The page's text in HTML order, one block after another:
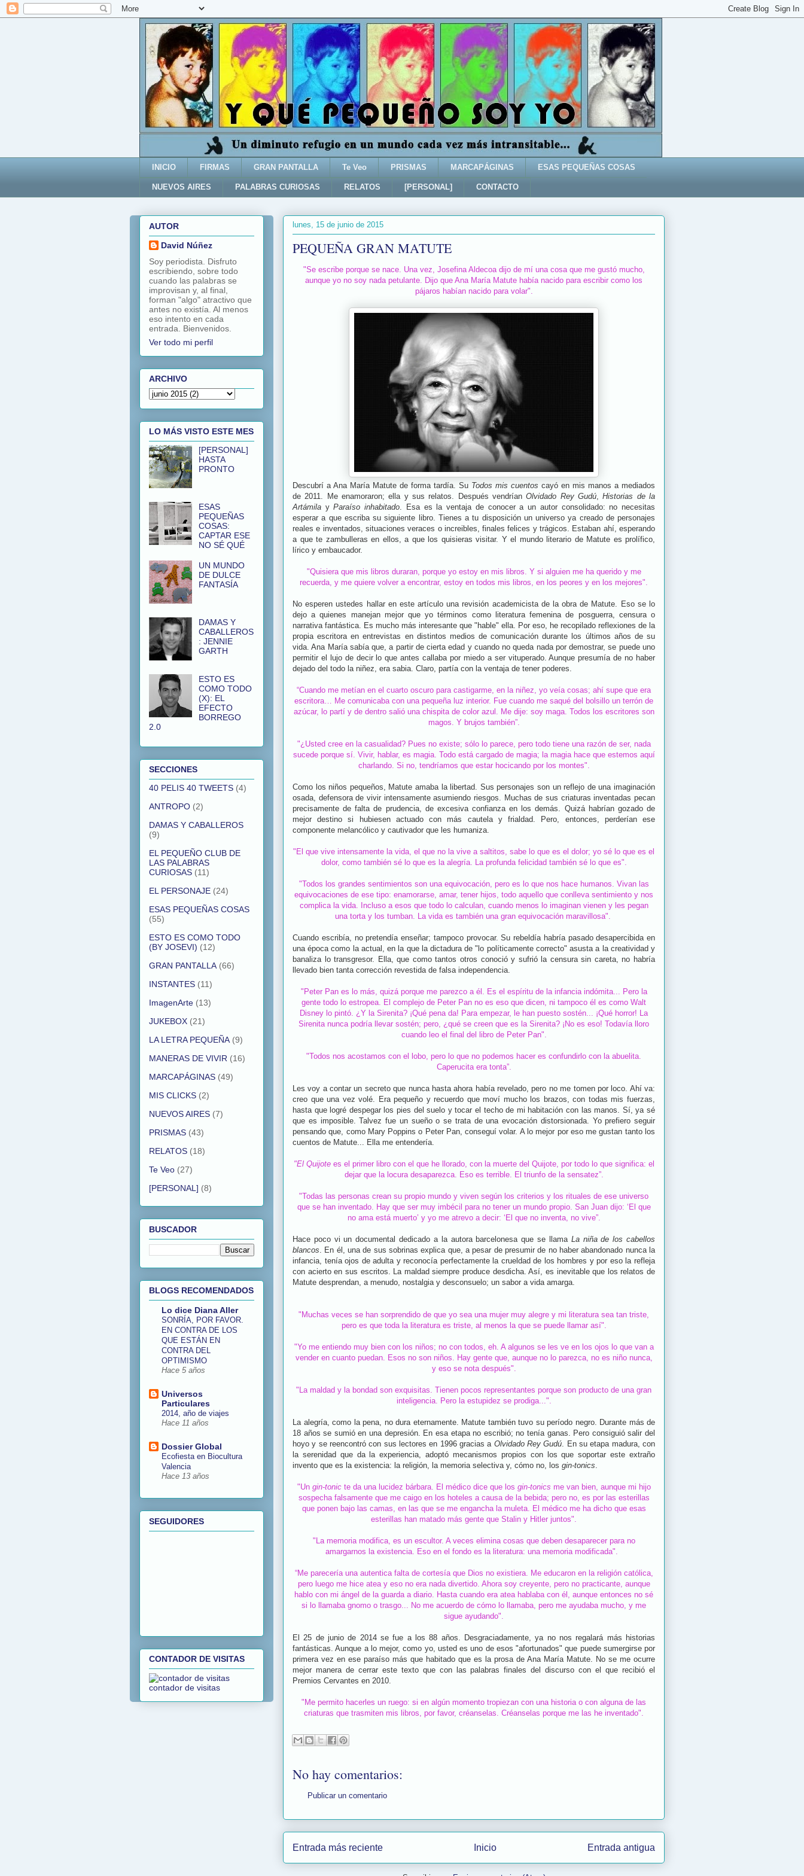
INICIO FIRMAS GRAN PANTALLA Te Veo PRISMAS MARCAPÁGINAS ESAS PEQUEÑAS COSAS
NUEVOS AIRES PALABRAS CURIOSAS RELATOS [PERSONAL] CONTACTO
lunes, 15 de junio de 2015
PEQUEÑA GRAN MATUTE
"Se escribe porque se nace. Una vez, Josefina Aldecoa dijo de mí una cosa que me gustó mucho,
aunque yo no soy nada petulante. Dijo que Ana María Matute había nacido para escribir como los
pájaros habían nacido para volar".
Descubrí a Ana María Matute de forma tardía. Su Todos mis cuentos cayó en mis manos a mediados
de 2011. Me enamoraron; ella y sus relatos. Después vendríanOlvidado Rey Gudú,Historias de la
Artámila yParaíso inhabitado. Esa es la ventaja de conocer a un autor consolidado: no necesitas
esperar a que escriba su siguiente libro. Tienes a tu disposición un universo ya creado de personajes
reales e inventados, situaciones veraces o increibles, finales felices y trágicos. Estaban ahí, esperando
a que te zambulleras en ellos, a que los quisieras visitar. Y el mundo literario de Matute es prolífico,
lírico y embaucador.
"Quisiera que mis libros duraran, porque yo estoy en mis libros. Y si alguien me ha querido y me
recuerda, y me quiere volver a encontrar, estoy en todos mis libros, en los peores y en los mejores".
No esperen ustedes hallar en este artículo una revisión academicista de la obra de Matute. Eso se lo
dejo a quienes manejan mejor que yo términos como literatura femenina de posguerra, censura o
narrativa fantástica. Es mucho más interesante que "hable" ella. Por eso, he recopilado reflexiones de la
propia escritora en entrevistas en distintos medios de comunicación durante los últimos años de su
vida. Ana María sabía que, a partir de cierta edad y cuando no queda nada por demostrar, se puede uno
permitir el lujo de decir lo que antes callaba por miedo a ser vituperado. Aunque presumía de no haber
dejado del todo la niñez, era sabia. Claro, partía con la ventaja de tener poderes.
“Cuando me metían en el cuarto oscuro para castigarme, en la niñez, yo veía cosas; ahí supe que era
escritora… Me comunicaba con una pequeña luz interior. Fue cuando me saqué del bolsillo un terrón de
azúcar, lo partí y de dentro salió una chispita de color azul. Me dije: soy maga. Todos los escritores son
magos. Y brujos también”.
"¿Usted cree en la casualidad? Pues no existe; sólo lo parece, pero todo tiene una razón de ser, nada
sucede porque sí. Vivir, hablar, es magia. Todo está cargado de magia; la magia hace que estemos aquí
charlando. Si no, tendríamos que estar hocicando por los montes".
Como los niños pequeños, Matute amaba la libertad. Sus personajes son un reflejo de una imaginación
osada, defensora de vivir intensamente asumiendo riesgos. Muchas de sus criaturas inventadas pecan
precisamente de falta de prudencia, de excesiva confianza en los demás. Quizá habrían gozado de
mejor destino si hubiesen actuado con más cautela y frialdad. Pero, entonces, perderían ese
componente melancólico y cautivador que les humaniza.
"El que vive intensamente la vida, el que no la vive a saltitos, sabe lo que es el dolor; yo sé lo que es el
dolor, como también sé lo que es la alegría. La profunda felicidad también sé lo que es".
"Todos los grandes sentimientos son una equivocación, pero es lo que nos hace humanos. Vivan las
equivocaciones de ese tipo: enamorarse, amar, tener hijos, todo aquello que conlleva sentimiento y nos
complica la vida. Incluso a esos que todo lo calculan, cuando menos lo imaginan vienen y les pegan
una torta y los tumban. La vida es también una gran equivocación maravillosa".
Cuando escribía, no pretendía enseñar; tampoco provocar. Su rebeldía habría pasado desapercibida en
una época como la actual, en la que la dictadura de "lo políticamente correcto" asusta a la creatividad y
banaliza lo transgresor. Ella, que como tantos otros conoció y sufrió la censura sin careta, no habría
llevado bien tanta corrección revestida de falsa independencia.
"Peter Pan es lo más, quizá porque me parezco a él. Es el espíritu de la infancia indómita... Pero la
gente todo lo estropea. El complejo de Peter Pan no es eso que dicen, ni tampoco él es como Walt
Disney lo pintó. ¿Y la Sirenita? ¡Qué pena da! Para empezar, le han puesto sostén... ¡Qué horror! La
Sirenita nunca podría llevar sostén; pero, ¿qué se creen que es la Sirenita? ¡No es eso! Todavía lloro
cuando leo el final del libro de Peter Pan".
"Todos nos acostamos con el lobo, pero lo que no podemos hacer es confundirlo con la abuelita.
Caperucita era tonta”.
Les voy a contar un secreto que nunca hasta ahora había revelado, pero no me tomen por loco. Ahí va:
creo que una vez volé. Era pequeño y recuerdo que moví mucho los brazos, con todas mis fuerzas,
hasta que logré despegar los pies del suelo y tocar el techo de mi habitación con las manos. Sí, ya sé
que es imposible. Talvez fue un sueño o se trata de una evocación distorsionada. Yo prefiero seguir
pensando que, como Mary Poppins o Peter Pan, conseguí volar. A lo mejor por eso me gustan tanto los
cuentos de Matute... Ella me entendería.
"El Quijotees el primer libro con el que he llorado, con la muerte del Quijote, por todo lo que significa: el
dejar que la locura desaparezca. Eso es terrible. El triunfo de la sensatez”.
"Todas las personas crean su propio mundo y viven según los criterios y los rituales de ese universo
que se han inventado. Hay que ser muy imbécil para no tener un mundo propio. San Juan dijo: ‘El que
no ama está muerto’ y yo me atrevo a decir: ‘El que no inventa, no vive”.
Hace poco vi un documental dedicado a la autora barcelonesa que se llama La niña de los cabellos
blancos. En él, una de sus sobrinas explica que, a pesar de presumir de no haber abandonado nunca la
infancia, tenía ojos de adulta y reconocía perfectamente la crueldad de los hombres y por eso la refleja
con acierto en sus escritos. La maldad siempre produce desdicha. Así, es inevitable que los relatos de
Matute desprendan, a menudo, nostalgia y desconsuelo; un sabor a vida amarga.
"Muchas veces se han sorprendido de que yo sea una mujer muy alegre y mi literatura sea tan triste,
pero es que toda la literatura es triste, al menos la que se puede llamar así".
"Yo me entiendo muy bien con los niños; no con todos, eh. A algunos se les ve en los ojos lo que van a
vender en cuanto puedan. Esos no son niños. Hay gente que, aunque no lo parezca, no es niño nunca,
y eso se nota después".
"La maldad y la bondad son exquisitas. Tienen pocos representantes porque son producto de una gran
inteligencia. Pero la estupidez se prodiga...".
La alegría, como la pena, no dura eternamente. Matute también tuvo su período negro. Durante más de
18 años se sumió en una depresión. En esa etapa no escribió; no tenía ganas. Pero consiguió salir del
hoyo y se reencontró con sus lectores en 1996 gracias a Olvidado Rey Gudú. En su etapa madura, con
la serenidad que da la experiencia, adoptó mecanismos propios con los que soportar este extraño
invento que es la existencia: la religión, la memoria selectiva y, cómo no, los gin-tonics.
"Un gin-tonicte da una lucidez bárbara. El médico dice que los gin-tonics me van bien, aunque mi hijo
sospecha falsamente que me caigo en los hoteles a causa de la bebida; pero no, es por las esterillas
que ponen bajo las camas, en las que se me engancha la muleta. El médico me ha dicho que esas
esterillas han matado más gente que Stalin y Hitler juntos".
"La memoria modifica, es un escultor. A veces elimina cosas que deben desaparecer para no
amargarnos la existencia. Eso en el fondo es la literatura: una memoria modificada".
“Me parecería una autentica falta de cortesía que Dios no existiera. Me educaron en la religión católica,
pero luego me hice atea y eso no era nada divertido. Ahora soy creyente, pero no practicante, aunque
hablo con mi ángel de la guarda a diario. Hasta cuando era atea hablaba con él, aunque entonces no sé
si lo llamaba gnomo o trasgo... No me acuerdo de cómo lo llamaba, pero me ayudaba mucho, y me
sigue ayudando".
El 25 de junio de 2014 se fue a los 88 años. Desgraciadamente, ya no nos regalará más historias
fantásticas. Aunque a lo mejor, como yo, usted es uno de esos "afortunados" que puede sumergirse por
primera vez en ese paraíso más que habitado que es la prosa de Ana María Matute. No se me ocurre
mejor manera de cerrar este texto que con las palabras finales del discurso con el que recibió el
Premios Cervantes en 2010.
"Me permito hacerles un ruego: si en algún momento tropiezan con una historia o con alguna de las
criaturas que trasmiten mis libros, por favor, créanselas. Créanselas porque me las he inventado".
No hay comentarios:
Publicar un comentario
Entrada más reciente Entrada antigua
Inicio
AUTOR
David Núñez
Soy periodista. Disfruto
escribiendo, sobre todo
cuando las palabras se
improvisan y, al final,
forman "algo" atractivo que
antes no existía. Al menos
eso intento en cada
entrada. Bienvenidos.
Ver todo mi perfil
ARCHIVO
LO MÁS VISTO ESTE MES
[PERSONAL]
HASTA
PRONTO
ESAS
PEQUEÑAS
COSAS:
CAPTAR ESE
NO SÉ QUÉ
UN MUNDO
DE DULCE
FANTASÍA
DAMAS Y
CABALLEROS
: JENNIE
GARTH
ESTO ES
COMO TODO
(X): EL
EFECTO
BORREGO
2.0
SECCIONES
40 PELIS 40 TWEETS (4)
ANTROPO (2)
DAMAS Y CABALLEROS
(9)
EL PEQUEÑO CLUB DE
LAS PALABRAS
CURIOSAS (11)
EL PERSONAJE (24)
ESAS PEQUEÑAS COSAS
(55)
ESTO ES COMO TODO
(BY JOSEVI) (12)
GRAN PANTALLA (66)
INSTANTES (11)
ImagenArte (13)
JUKEBOX (21)
LA LETRA PEQUEÑA (9)
MANERAS DE VIVIR (16)
MARCAPÁGINAS (49)
MIS CLICKS (2)
NUEVOS AIRES (7)
PRISMAS (43)
RELATOS (18)
Te Veo (27)
[PERSONAL] (8)
BUSCADOR
BLOGS RECOMENDADOS
Lo dice Diana Aller
SONRÍA, POR FAVOR.
EN CONTRA DE LOS
QUE ESTÁN EN
CONTRA DEL
OPTIMISMO
Hace 5 años
Universos
Particulares
2014, año de viajes
Hace 11 años
Dossier Global
Ecofiesta en Biocultura
Valencia
Hace 13 años
SEGUIDORES
CONTADOR DE VISITAS
contador de visitas